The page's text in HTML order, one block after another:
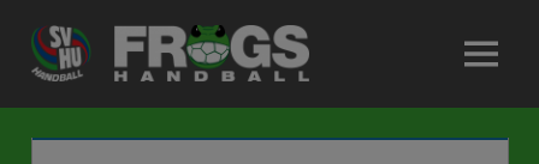
Inhalt
springen
Menü